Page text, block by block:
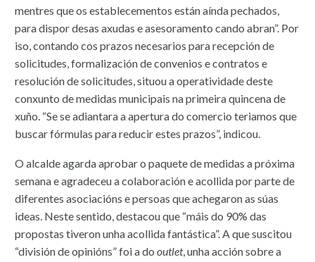
mentres que os establecementos están aínda pechados,
para dispor desas axudas e asesoramento cando abran”. Por
iso, contando cos prazos necesarios para recepción de
solicitudes, formalización de convenios e contratos e
resolución de solicitudes, situou a operatividade deste
conxunto de medidas municipais na primeira quincena de
xuño. “Se se adiantara a apertura do comercio teriamos que
buscar fórmulas para reducir estes prazos”, indicou.
O alcalde agarda aprobar o paquete de medidas a próxima
semana e agradeceu a colaboración e acollida por parte de
diferentes asociacións e persoas que achegaron as súas
ideas. Neste sentido, destacou que “máis do 90% das
propostas tiveron unha acollida fantástica”. A que suscitou
“división de opinións” foi a do outlet, unha acción sobre a